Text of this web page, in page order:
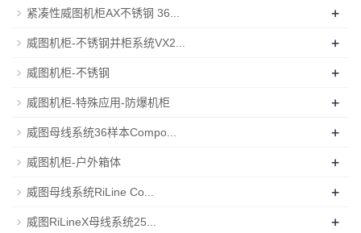
紧凑性威图机柜AX不锈钢 36... +
威图机柜-不锈钢并柜系统VX2... +
威图机柜-不锈钢 +
威图机柜-特殊应用-防爆机柜 +
威图母线系统36样本Compo... +
威图机柜-户外箱体 +
威图母线系统RiLine Co... +
威图RiLineX母线系统25... +